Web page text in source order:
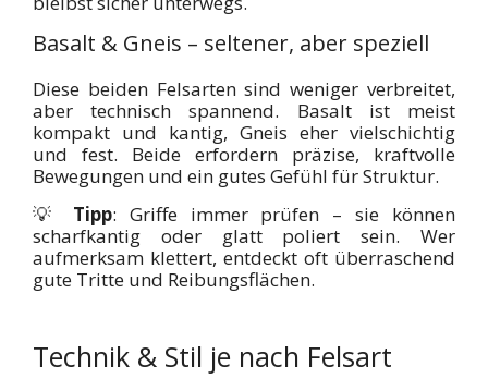
Basalt & Gneis – seltener, aber speziell
Diese beiden Felsarten sind weniger verbreitet,
aber technisch spannend. Basalt ist meist
kompakt und kantig, Gneis eher vielschichtig
und fest. Beide erfordern präzise, kraftvolle
Bewegungen und ein gutes Gefühl für Struktur.
💡 Tipp: Griffe immer prüfen – sie können
scharfkantig oder glatt poliert sein. Wer
aufmerksam klettert, entdeckt oft überraschend
gute Tritte und Reibungsflächen.
Technik & Stil je nach Felsart